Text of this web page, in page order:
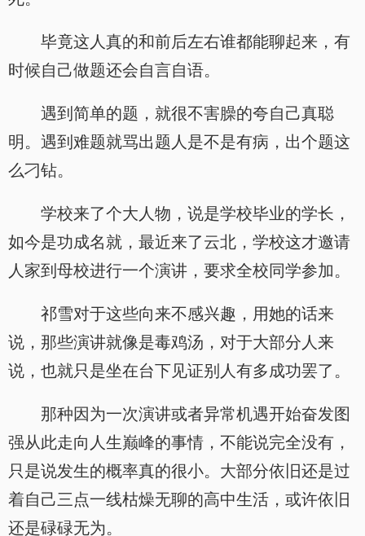
毕竟这人真的和前后左右谁都能聊起来，有
时候自己做题还会自言自语。
遇到简单的题，就很不害臊的夸自己真聪
明。遇到难题就骂出题人是不是有病，出个题这
么刁钻。
学校来了个大人物，说是学校毕业的学长，
如今是功成名就，最近来了云北，学校这才邀请
人家到母校进行一个演讲，要求全校同学参加。
祁雪对于这些向来不感兴趣，用她的话来
说，那些演讲就像是毒鸡汤，对于大部分人来
说，也就只是坐在台下见证别人有多成功罢了。
那种因为一次演讲或者异常机遇开始奋发图
强从此走向人生巅峰的事情，不能说完全没有，
只是说发生的概率真的很小。大部分依旧还是过
着自己三点一线枯燥无聊的高中生活，或许依旧
还是碌碌无为。